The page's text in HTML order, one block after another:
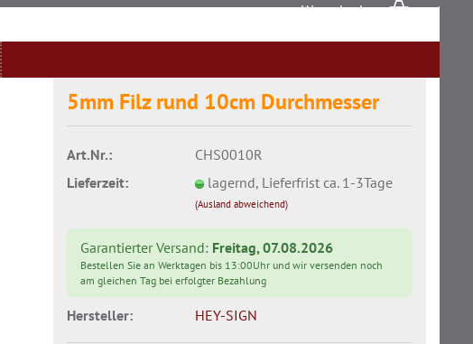
Konto erstellen
Passwort vergessen?
Warenkorb
5mm Filz rund 10cm Durchmesser
Art.Nr.:
CHS0010R
Lieferzeit:
lagernd, Lieferfrist ca. 1-3Tage
(Ausland abweichend)
Garantierter Versand: Freitag, 07.08.2026
Bestellen Sie an Werktagen bis 13:00Uhr und wir versenden noch
am gleichen Tag bei erfolgter Bezahlung
Hersteller: HEY-SIGN